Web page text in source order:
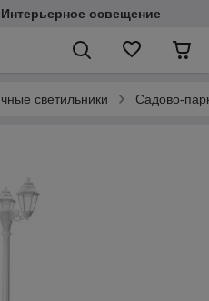
освещение
светильники Садово-